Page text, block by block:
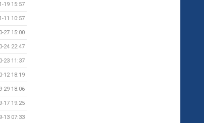
19 15:57
11 10:57
27 15:00
24 22:47
23 11:37
12 18:19
29 18:06
17 19:25
13 07:33